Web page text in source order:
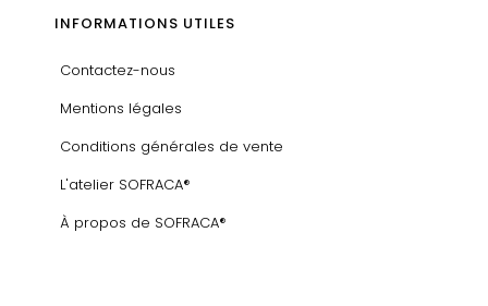
INFORMATIONS UTILES
Contactez-nous
Mentions légales
Conditions générales de vente
L'atelier SOFRACA®
À propos de SOFRACA®